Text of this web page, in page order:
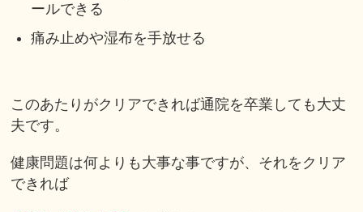
ールできる
痛み止めや湿布を手放せる
このあたりがクリアできれば通院を卒業しても大丈
夫です。
健康問題は何よりも大事な事ですが、それをクリア
できれば